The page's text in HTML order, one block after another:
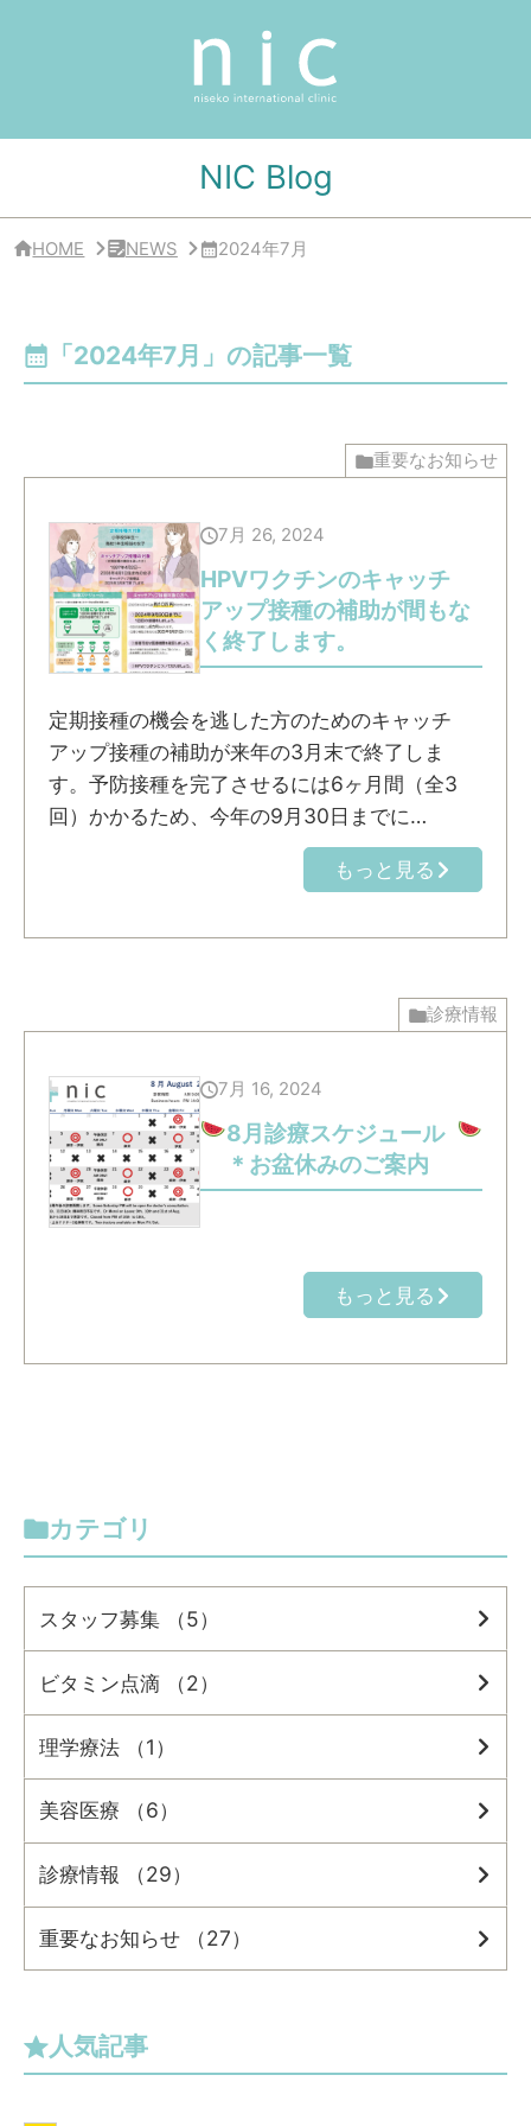
ク
ク
NIC Blog
HOME NEWS 2024年7月
「2024年7月」の記事一覧
重要なお知らせ
7月 26, 2024
HPVワクチンのキャッチ
アップ接種の補助が間もな
く終了します。
定期接種の機会を逃した方のためのキャッチ
アップ接種の補助が来年の3月末で終了しま
す。予防接種を完了させるには6ヶ月間（全3
回）かかるため、今年の9月30日までに…
もっと見る
診療情報
7月 16, 2024
8月診療スケジュール
＊お盆休みのご案内
もっと見る
カテゴリ
スタッフ募集 （5）
ビタミン点滴 （2）
理学療法 （1）
美容医療 （6）
診療情報 （29）
重要なお知らせ （27）
人気記事